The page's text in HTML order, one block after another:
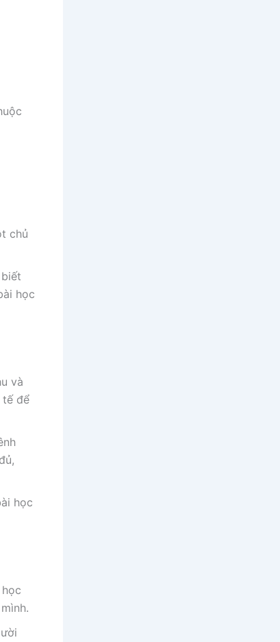
chủ
học
và
tế để
học